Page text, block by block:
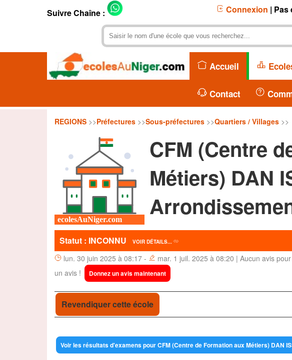
Suivre Chaîne : Connexion | Pas
Accueil
Contact
REGIONS >>Préfectures >>Sous-préfectures >>Quartiers / Villages >>
CFM (Centre
Métiers) DAN
Statut : INCONNUVOIR DÉTAILS...
lun. 30 juin 2025 à 08:17 -
mar. 1 juil. 2025 à 08:20 | Aucun avis
un avis !
Donnez un avis maintenant
Revendiquer cette école
Voir les résultats d'examens pour CFM (Centre de Formation aux Métiers) DAN